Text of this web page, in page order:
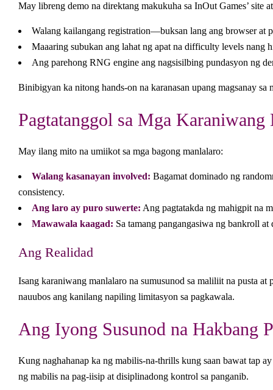
May libreng demo na direktang makukuha sa InOut Games’ site
Walang kailangang registration—buksan lang ang browser at
Maaaring subukan ang lahat ng apat na difficulty levels nang
Ang parehong RNG engine ang nagsisilbing pundasyon ng
Binibigyan ka nitong hands‑on na karanasan upang magsanay
Pagtatanggol sa Mga
May ilang mito na umiikot sa mga bagong manlalaro:
Walang kasanayan involved: Bagamat dominado ng
consistency.
Ang laro ay puro suwerte: Ang pagtatakda ng mahigpit na
Mawawala kaagad: Sa tamang pangangasiwa ng bankroll
Ang Realidad
Isang karaniwang manlalaro na sumusunod sa maliliit na pusta at
nauubos ang kanilang napiling limitasyon sa pagkawala.
Ang Iyong Susunod na Hakbang
Kung naghahanap ka ng mabilis‑na‑thrills kung saan bawat tap
ng mabilis na pag-iisip at disiplinadong kontrol sa panganib.